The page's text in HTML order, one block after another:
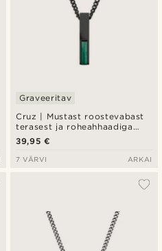
Cruz | Mustast roostevabast
terasest ja roheahhaadiga
kaelakee
Graveeritav
39,95 €
7 VÄRVI ARKAI